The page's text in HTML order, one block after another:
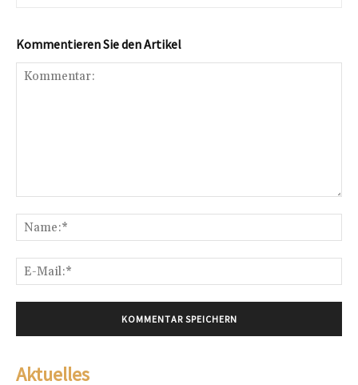
Kommentieren Sie den Artikel
Aktuelles